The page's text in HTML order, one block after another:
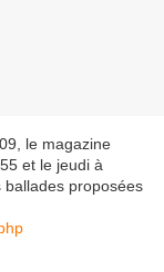
le magazine
et le jeudi à
proposées